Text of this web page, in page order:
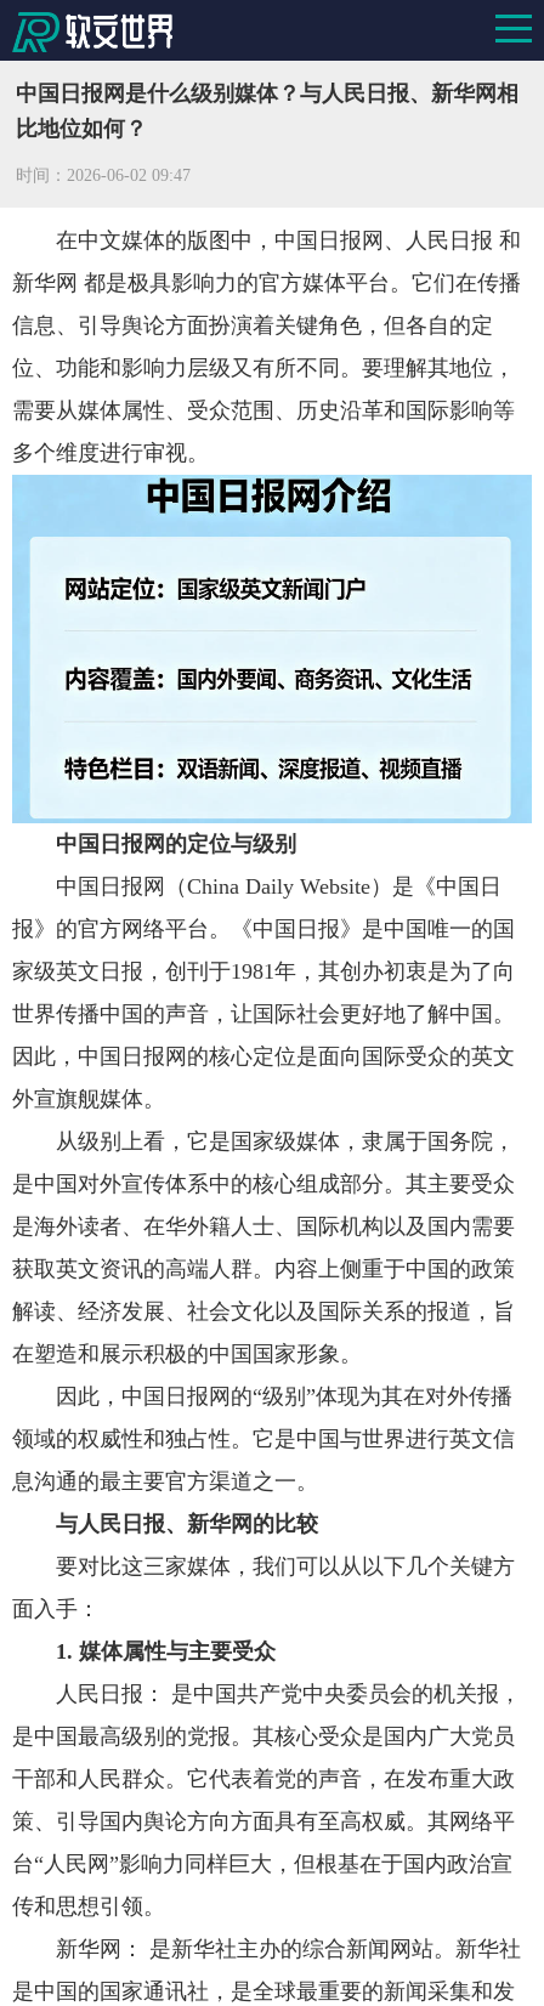
中国日报网是什么级别媒体？与人民日报、新华网相
比地位如何？
时间：2026-06-02 09:47
在中文媒体的版图中，中国日报网、人民日报 和
新华网 都是极具影响力的官方媒体平台。它们在传播
信息、引导舆论方面扮演着关键角色，但各自的定
位、功能和影响力层级又有所不同。要理解其地位，
需要从媒体属性、受众范围、历史沿革和国际影响等
多个维度进行审视。
中国日报网的定位与级别
中国日报网（China Daily Website）是《中国日
报》的官方网络平台。《中国日报》是中国唯一的国
家级英文日报，创刊于1981年，其创办初衷是为了向
世界传播中国的声音，让国际社会更好地了解中国。
因此，中国日报网的核心定位是面向国际受众的英文
外宣旗舰媒体。
从级别上看，它是国家级媒体，隶属于国务院，
是中国对外宣传体系中的核心组成部分。其主要受众
是海外读者、在华外籍人士、国际机构以及国内需要
获取英文资讯的高端人群。内容上侧重于中国的政策
解读、经济发展、社会文化以及国际关系的报道，旨
在塑造和展示积极的中国国家形象。
因此，中国日报网的“级别”体现为其在对外传播
领域的权威性和独占性。它是中国与世界进行英文信
息沟通的最主要官方渠道之一。
与人民日报、新华网的比较
要对比这三家媒体，我们可以从以下几个关键方
面入手：
1. 媒体属性与主要受众
人民日报： 是中国共产党中央委员会的机关报，
是中国最高级别的党报。其核心受众是国内广大党员
干部和人民群众。它代表着党的声音，在发布重大政
策、引导国内舆论方向方面具有至高权威。其网络平
台“人民网”影响力同样巨大，但根基在于国内政治宣
传和思想引领。
新华网： 是新华社主办的综合新闻网站。新华社
是中国的国家通讯社，是全球最重要的新闻采集和发